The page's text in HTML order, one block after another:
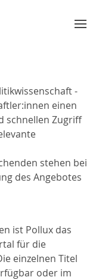
-
einen
schnellen Zugriff
stehen bei
des Angebotes
ist Pollux das
für die
einzelnen Titel
oder im